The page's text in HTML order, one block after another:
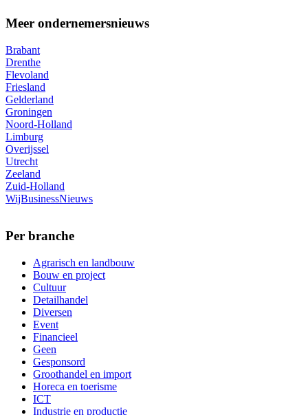
Meer ondernemersnieuws
Brabant
Drenthe
Flevoland
Friesland
Gelderland
Groningen
Noord-Holland
Limburg
Overijssel
Utrecht
Zeeland
Zuid-Holland
WijBusinessNieuws
Per branche
Agrarisch en landbouw
Bouw en project
Cultuur
Detailhandel
Diversen
Event
Financieel
Geen
Gesponsord
Groothandel en import
Horeca en toerisme
ICT
Industrie en productie